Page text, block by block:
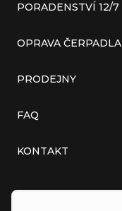
PORADENSTVÍ 12/7
OPRAVA ČERPADLA
PRODEJNY
FAQ
KONTAKT